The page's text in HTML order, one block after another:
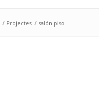
/ Projectes / salón piso